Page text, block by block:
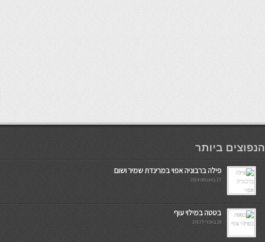
мостбет кг
הנפוצים ביותר
פילה ברבוניה אפוי במרינדת שמיר ושום
17 באוגוסט 2014
בטטה במילוי עוף
28 באפריל 2013